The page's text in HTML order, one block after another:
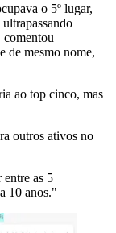
o 5º lugar,
de mesmo nome,
ao top cinco, mas
outros ativos no
as 5
10 anos."